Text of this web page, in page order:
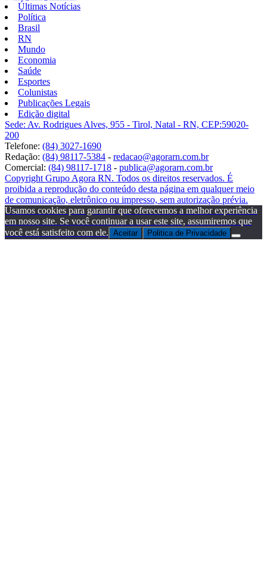
Últimas Notícias
Política
Brasil
RN
Mundo
Economia
Saúde
Esportes
Colunistas
Publicações Legais
Edição digital
Sede: Av. Rodrigues Alves, 955 - Tirol, Natal - RN, CEP:59020-
200
Telefone: (84) 3027-1690
Redação: (84) 98117-5384 - redacao@agorarn.com.br
Comercial: (84) 98117-1718 - publica@agorarn.com.br
Copyright Grupo Agora RN. Todos os direitos reservados. É
proibida a reprodução do conteúdo desta página em qualquer meio
de comunicação, eletrônico ou impresso, sem autorização prévia.
Usamos cookies para garantir que oferecemos a melhor experiência
em nosso site. Se você continuar a usar este site, assumiremos que
você está satisfeito com ele. Aceitar Politica de Privacidade